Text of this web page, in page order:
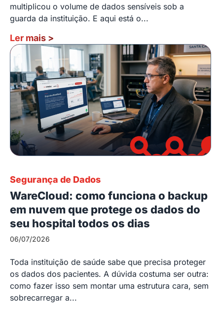
multiplicou o volume de dados sensíveis sob a
guarda da instituição. E aqui está o...
Ler mais >
Segurança de Dados
WareCloud: como funciona o backup
em nuvem que protege os dados do
seu hospital todos os dias
06/07/2026
Toda instituição de saúde sabe que precisa proteger
os dados dos pacientes. A dúvida costuma ser outra:
como fazer isso sem montar uma estrutura cara, sem
sobrecarregar a...